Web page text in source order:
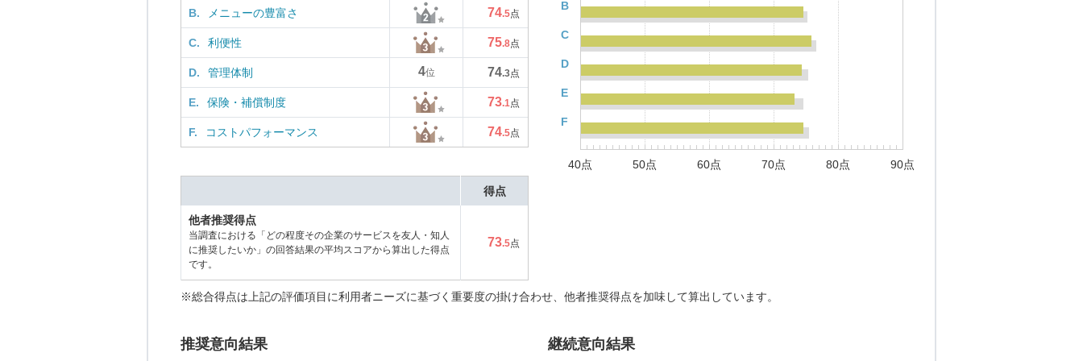
B. メニューの豊富さ 74.5点
C. 利便性 75.8点
D. 管理体制 4位 74.3点
E. 保険・補償制度 73.1点
F. コストパフォーマンス 74.5点
B
C
D
E
F
40点 50点 60点 70点 80点 90点
得点
他者推奨得点
当調査における「どの程度その企業のサービスを友人・知人
に推奨したいか」の回答結果の平均スコアから算出した得点
です。
73.5点
※総合得点は上記の評価項目に利用者ニーズに基づく重要度の掛け合わせ、他者推奨得点を加味して算出しています。
推奨意向結果 継続意向結果